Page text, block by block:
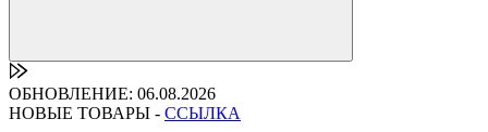
ОБНОВЛЕНИЕ: 06.08.2026
НОВЫЕ ТОВАРЫ - ССЫЛКА